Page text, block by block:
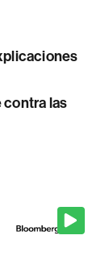
contra las